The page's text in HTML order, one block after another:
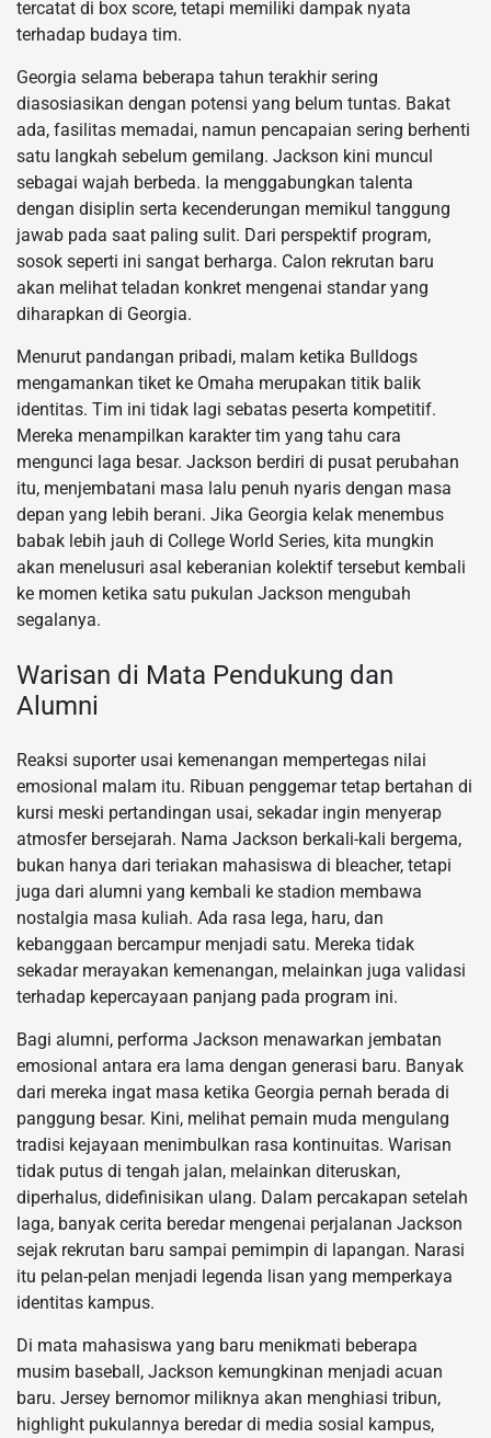
tercatat di box score, tetapi memiliki dampak nyata
terhadap budaya tim.
Georgia selama beberapa tahun terakhir sering
diasosiasikan dengan potensi yang belum tuntas. Bakat
ada, fasilitas memadai, namun pencapaian sering berhenti
satu langkah sebelum gemilang. Jackson kini muncul
sebagai wajah berbeda. Ia menggabungkan talenta
dengan disiplin serta kecenderungan memikul tanggung
jawab pada saat paling sulit. Dari perspektif program,
sosok seperti ini sangat berharga. Calon rekrutan baru
akan melihat teladan konkret mengenai standar yang
diharapkan di Georgia.
Menurut pandangan pribadi, malam ketika Bulldogs
mengamankan tiket ke Omaha merupakan titik balik
identitas. Tim ini tidak lagi sebatas peserta kompetitif.
Mereka menampilkan karakter tim yang tahu cara
mengunci laga besar. Jackson berdiri di pusat perubahan
itu, menjembatani masa lalu penuh nyaris dengan masa
depan yang lebih berani. Jika Georgia kelak menembus
babak lebih jauh di College World Series, kita mungkin
akan menelusuri asal keberanian kolektif tersebut kembali
ke momen ketika satu pukulan Jackson mengubah
segalanya.
Warisan di Mata Pendukung dan
Alumni
Reaksi suporter usai kemenangan mempertegas nilai
emosional malam itu. Ribuan penggemar tetap bertahan di
kursi meski pertandingan usai, sekadar ingin menyerap
atmosfer bersejarah. Nama Jackson berkali-kali bergema,
bukan hanya dari teriakan mahasiswa di bleacher, tetapi
juga dari alumni yang kembali ke stadion membawa
nostalgia masa kuliah. Ada rasa lega, haru, dan
kebanggaan bercampur menjadi satu. Mereka tidak
sekadar merayakan kemenangan, melainkan juga validasi
terhadap kepercayaan panjang pada program ini.
Bagi alumni, performa Jackson menawarkan jembatan
emosional antara era lama dengan generasi baru. Banyak
dari mereka ingat masa ketika Georgia pernah berada di
panggung besar. Kini, melihat pemain muda mengulang
tradisi kejayaan menimbulkan rasa kontinuitas. Warisan
tidak putus di tengah jalan, melainkan diteruskan,
diperhalus, didefinisikan ulang. Dalam percakapan setelah
laga, banyak cerita beredar mengenai perjalanan Jackson
sejak rekrutan baru sampai pemimpin di lapangan. Narasi
itu pelan-pelan menjadi legenda lisan yang memperkaya
identitas kampus.
Di mata mahasiswa yang baru menikmati beberapa
musim baseball, Jackson kemungkinan menjadi acuan
baru. Jersey bernomor miliknya akan menghiasi tribun,
highlight pukulannya beredar di media sosial kampus,